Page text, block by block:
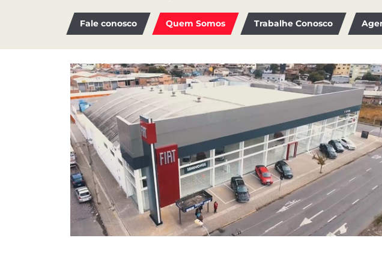
Fale conosco Quem Somos Trabalhe Conosco